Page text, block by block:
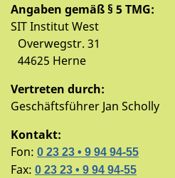
Angaben gemäß § 5 TMG:
SIT Institut West
Overwegstr. 31
44625 Herne
Vertreten durch:
Geschäftsführer Jan Scholly
Kontakt:
Fon: 0 23 23 • 9 94 94-55
Fax: 0 23 23 • 9 94 94-55